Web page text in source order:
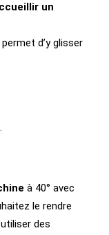
un
d’y glisser
à 40° avec
le rendre
des